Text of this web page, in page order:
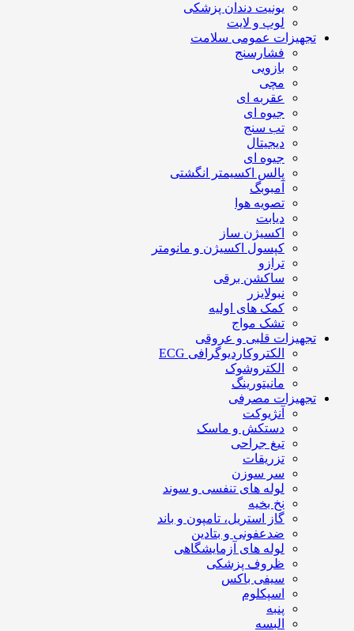
یونیت دندان پزشکی
لوپ و لایت
تجهیزات عمومی سلامت
فشارسنج
بازویی
مچی
عقربه ای
جیوه ای
تب سنج
دیجیتال
جیوه ای
پالس اکسیمتر انگشتی
آمبوبگ
تصویه هوا
دیابت
اکسیژن ساز
کپسول اکسیژن و مانومتر
ترازو
ساکشن برقی
نبولایزر
کمک های اولیه
تشک مواج
تجهیزات قلبی و عروقی
الکتروکاردیوگرافی ECG
الکتروشوک
مانیتورینگ
تجهیزات مصرفی
آنژیوکت
دستکش و ماسک
تیغ جراحی
تزریقات
سر سوزن
لوله های تنفسی و سوند
نخ بخیه
گاز استریل، تامپون و باند
ضدعفونی و بتادین
لوله های آزمایشگاهی
ظروف پزشکی
سیفی باکس
اسپکلوم
پنبه
البسه